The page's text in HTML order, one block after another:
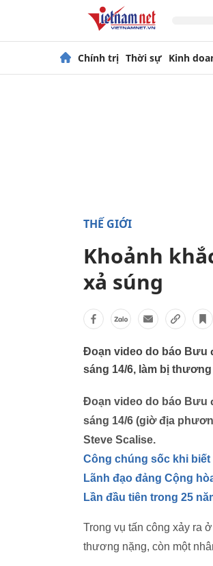
Chính trị Thời sự Kinh
THẾ GIỚI
Khoảnh
xả súng
Đoạn video do báo Bưu
sáng 14/6, làm bị
Đoạn video do báo Bưu
sáng 14/6 (giờ địa
Steve Scalise.
Công chúng sốc khi biết
Lãnh đạo đảng Cộng
Lần đầu tiên trong 25
Trong vụ tấn công xảy ra
thương nặng, còn một